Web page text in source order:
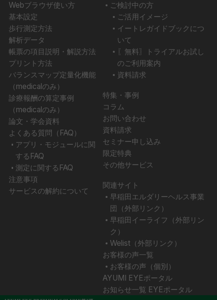
Webブラウザ使い方
基本設定
歩行測定方法
解析データ
帳票の項目説明・解説方法
プリント方法
バランスマップ定量化機能
（medicalのみ）
診療報酬の算定事例
（medicalのみ）
論文・学会資料
よくある質問（FAQ）
アプリ・モジュールに関
するFAQ
測定に関するFAQ
注意事項
サービスの解約について
ご検討中の方
ご活用イメージ
イートレガイドブックにつ
いて
〖無料〗トライアルお試し
のご利用案内
資料請求
特集・事例
コラム
お問い合わせ
資料請求
セミナー申し込み
限定特典
その他サービス
関連サイト
早稲田エルダリーヘルス事業
団（外部リンク）
早稲田イーライフ（外部リン
ク）
Welist（外部リンク）
お客様の声一覧
お客様の声（個別）
AYUMI EYEポータル
お知らせ一覧 EYEポータル